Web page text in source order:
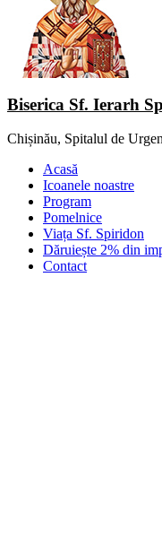
Biserica Sf. Ierarh
Chișinău, Spitalul de
Acasă
Icoanele noastre
Program
Pomelnice
Viața Sf. Spiridon
Dăruiește 2% din
Contact